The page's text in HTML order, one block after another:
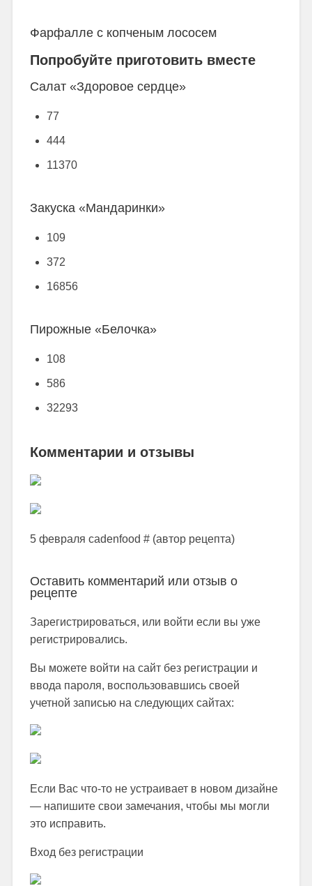
Фарфалле с копченым лососем
Попробуйте приготовить вместе
Салат «Здоровое сердце»
77
444
11370
Закуска «Мандаринки»
109
372
16856
Пирожные «Белочка»
108
586
32293
Комментарии и отзывы
5 февраля cadenfood # (автор рецепта)
Оставить комментарий или отзыв о
рецепте
Зарегистрироваться, или войти если вы уже
регистрировались.
Вы можете войти на сайт без регистрации и
ввода пароля, воспользовавшись своей
учетной записью на следующих сайтах:
Если Вас что-то не устраивает в новом дизайне
— напишите свои замечания, чтобы мы могли
это исправить.
Вход без регистрации